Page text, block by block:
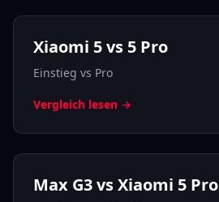
Xiaomi 5 vs 5 Pro
Einstieg vs Pro
Vergleich lesen →
Max G3 vs Xiaomi 5 Pro